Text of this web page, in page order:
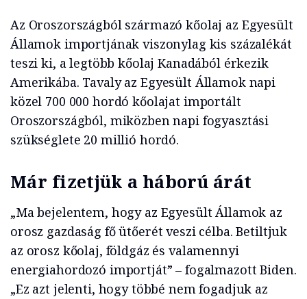
Az Oroszországból származó kőolaj az Egyesült
Államok importjának viszonylag kis százalékát
teszi ki, a legtöbb kőolaj Kanadából érkezik
Amerikába. Tavaly az Egyesült Államok napi
közel 700 000 hordó kőolajat importált
Oroszországból, miközben napi fogyasztási
szükséglete 20 millió hordó.
Már fizetjük a háború árát
„Ma bejelentem, hogy az Egyesült Államok az
orosz gazdaság fő ütőerét veszi célba. Betiltjuk
az orosz kőolaj, földgáz és valamennyi
energiahordozó importját” – fogalmazott Biden.
„Ez azt jelenti, hogy többé nem fogadjuk az